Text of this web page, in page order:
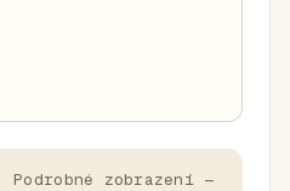
Podrobné zobrazení —